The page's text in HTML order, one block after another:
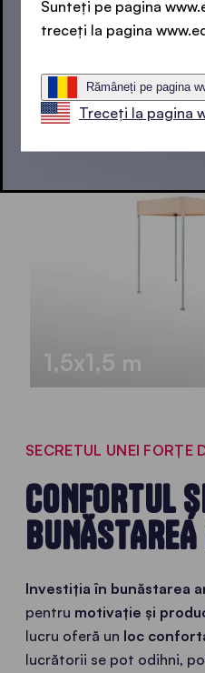
TOATE MĂRIMILE DINTR-
1,5x1,5 m
SECRETUL UNEI FORȚE
CONFORTUL
Investiția în bunăstarea
pentru motivație și
lucru oferă un loc
lucrătorii se pot odihni,
Sunteți pe pagina
treceți la pagina
Rămâneți pe pagina
Treceți la pagina